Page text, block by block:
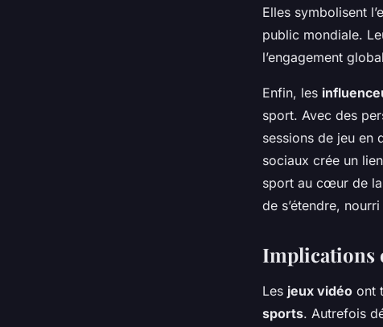
Elles symbolisent
public mondiale.
l’engagement
Enfin, les
sport. Avec des
sessions de jeu en
sociaux crée un
sport au cœur de la
de s’étendre,
Implications
Les jeux vidéo ont
sports. Autrefois